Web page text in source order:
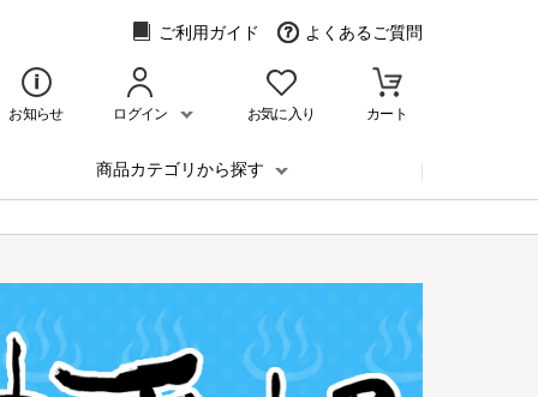
ご利用ガイド よくあるご質問
お知らせ ログイン お気に入り カート
商品カテゴリから探す